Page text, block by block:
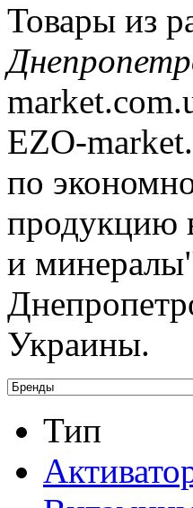
Товары из
EZO-
по
продукцию
и
Украины.
Тип